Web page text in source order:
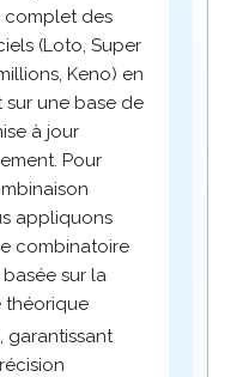
complet des
(Loto, Super
Keno) en
sur une base de
à jour
Pour
appliquons
combinatoire
sur la
théorique
, garantissant